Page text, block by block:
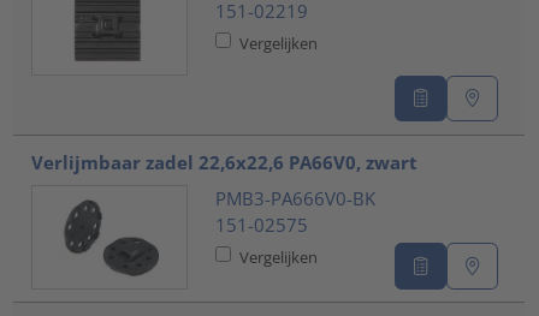
151-02219
Vergelijken
Verlijmbaar zadel 22,6x22,6 PA66V0, zwart
PMB3-PA666V0-BK
151-02575
Vergelijken